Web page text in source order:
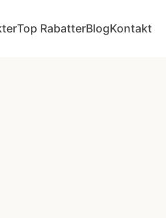
Top RabatterBlogKontakt